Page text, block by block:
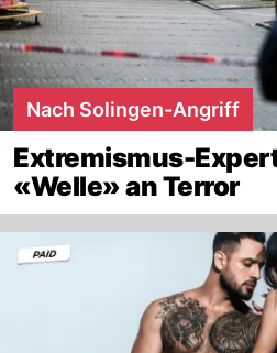
Nach Solingen-Angriff
Extremismus-
«Welle» an Terror